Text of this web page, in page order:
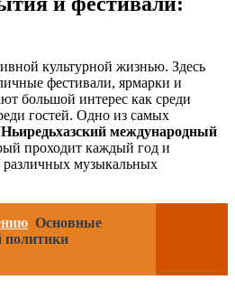
культурной жизнью. Здесь
фестивали, ярмарки и
большой интерес как среди
гостей. Одно из самых
Ньиредьхазский международный
проходит каждый год и
различных музыкальных
Основные
политики